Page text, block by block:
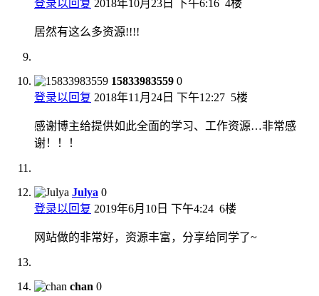
登录以回复 2018年10月23日 下午6:16 4楼
居然有这么多资源!!!!
15833983559 0
登录以回复 2018年11月24日 下午12:27 5楼
感谢博主给提供如此全面的学习、工作资源…非常感
谢！！！
Julya 0
登录以回复 2019年6月10日 下午4:24 6楼
网站做的非常好，资源丰富，分享给同学了~
chan 0